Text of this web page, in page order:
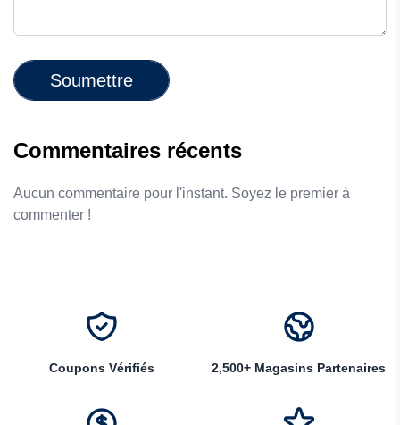
Soumettre
Commentaires récents
Aucun commentaire pour l'instant. Soyez le premier à
commenter !
Coupons Vérifiés 2,500+ Magasins Partenaires